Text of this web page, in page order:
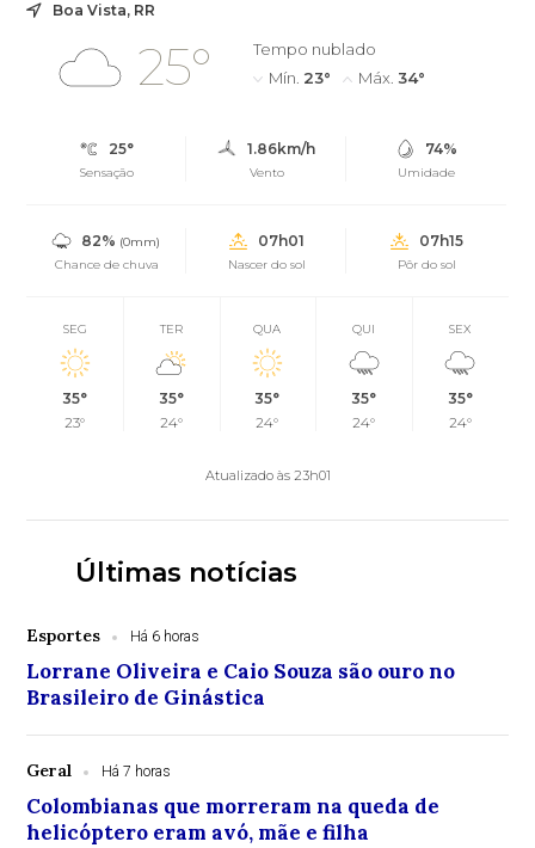
Boa Vista, RR
25°
Tempo nublado
Mín. 23° Máx. 34°
25°
Sensação
1.86km/h
Vento
74%
Umidade
82% (0mm)
Chance de chuva
07h01
Nascer do sol
07h15
Pôr do sol
SEG
35°
23°
TER
35°
24°
QUA
35°
24°
QUI
35°
24°
SEX
35°
24°
Atualizado às 23h01
Últimas notícias
Esportes Há 6 horas
Lorrane Oliveira e Caio Souza são ouro no
Brasileiro de Ginástica
Geral Há 7 horas
Colombianas que morreram na queda de
helicóptero eram avó, mãe e filha